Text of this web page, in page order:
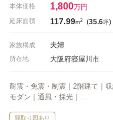
本体価格 1,800万円
延床面積 117.99m2 (35.6坪)
家族構成 夫婦
所在地 大阪府寝屋川市
耐震・免震・制震｜2階建て｜
モダン｜通風・採光｜…
間取り図あり